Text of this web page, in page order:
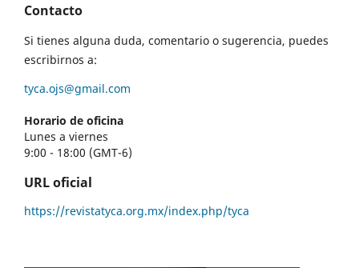
Contacto
Si tienes alguna duda, comentario o sugerencia, puedes
escribirnos a:
tyca.ojs@gmail.com
Horario de oficina
Lunes a viernes
9:00 - 18:00 (GMT-6)
URL oficial
https://revistatyca.org.mx/index.php/tyca